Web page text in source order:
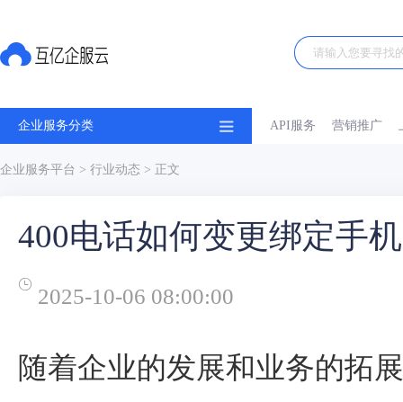
企业服务分类 API服务 营销推广
企业服务平台 > 行业动态 > 正文
400电话如何变更绑定手
2025-10-06 08:00:00
随着企业的发展和业务的拓